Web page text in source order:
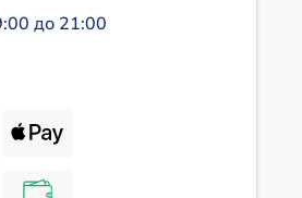
до 21:00